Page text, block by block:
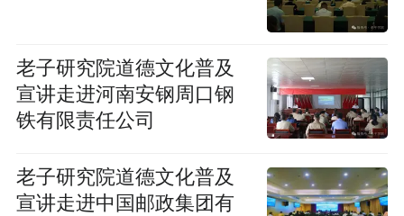
老子研究院道德文化普及
宣讲走进河南安钢周口钢
铁有限责任公司
老子研究院道德文化普及
宣讲走进中国邮政集团有